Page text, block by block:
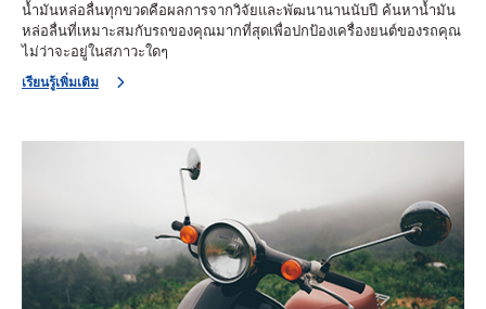
น้ำมันหล่อลื่นทุกขวดคือผลการจากวิจัยและพัฒนานานนับปี ค้นหาน้ำมัน
หล่อลื่นที่เหมาะสมกับรถของคุณมากที่สุดเพื่อปกป้องเครื่องยนต์ของรถคุณ
ไม่ว่าจะอยู่ในสภาวะใดๆ
เรียนรู้เพิ่มเติม